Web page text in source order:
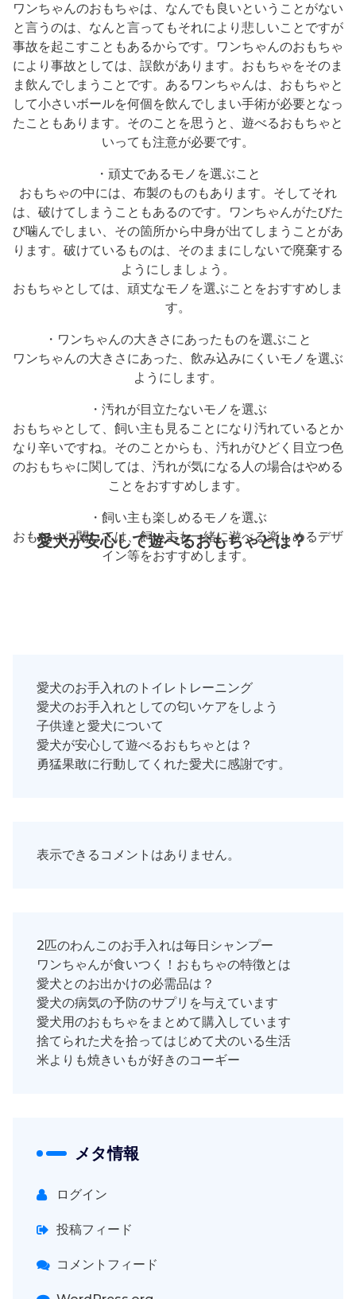
愛犬が安心して遊べるおもちゃとは？
ワンちゃんのおもちゃは、なんでも良いということがない
と言うのは、なんと言ってもそれにより悲しいことですが
事故を起こすこともあるからです。ワンちゃんのおもちゃ
により事故としては、誤飲があります。おもちゃをそのま
ま飲んでしまうことです。あるワンちゃんは、おもちゃと
して小さいボールを何個を飲んでしまい手術が必要となっ
たこともあります。そのことを思うと、遊べるおもちゃと
いっても注意が必要です。
・頑丈であるモノを選ぶこと
おもちゃの中には、布製のものもあります。そしてそれ
は、破けてしまうこともあるのです。ワンちゃんがたびた
び噛んでしまい、その箇所から中身が出てしまうことがあ
ります。破けているものは、そのままにしないで廃棄する
ようにしましょう。
おもちゃとしては、頑丈なモノを選ぶことをおすすめしま
す。
・ワンちゃんの大きさにあったものを選ぶこと
ワンちゃんの大きさにあった、飲み込みにくいモノを選ぶ
ようにします。
・汚れが目立たないモノを選ぶ
おもちゃとして、飼い主も見ることになり汚れているとか
なり辛いですね。そのことからも、汚れがひどく目立つ色
のおもちゃに関しては、汚れが気になる人の場合はやめる
ことをおすすめします。
・飼い主も楽しめるモノを選ぶ
おもちゃに関しては、飼い主も一緒に遊べる楽しめるデザ
イン等をおすすめします。
愛犬のお手入れのトイレトレーニング
愛犬のお手入れとしての匂いケアをしよう
子供達と愛犬について
愛犬が安心して遊べるおもちゃとは？
勇猛果敢に行動してくれた愛犬に感謝です。
表示できるコメントはありません。
2匹のわんこのお手入れは毎日シャンプー
ワンちゃんが食いつく！おもちゃの特徴とは
愛犬とのお出かけの必需品は？
愛犬の病気の予防のサプリを与えています
愛犬用のおもちゃをまとめて購入しています
捨てられた犬を拾ってはじめて犬のいる生活
米よりも焼きいもが好きのコーギー
メタ情報
ログイン
投稿フィード
コメントフィード